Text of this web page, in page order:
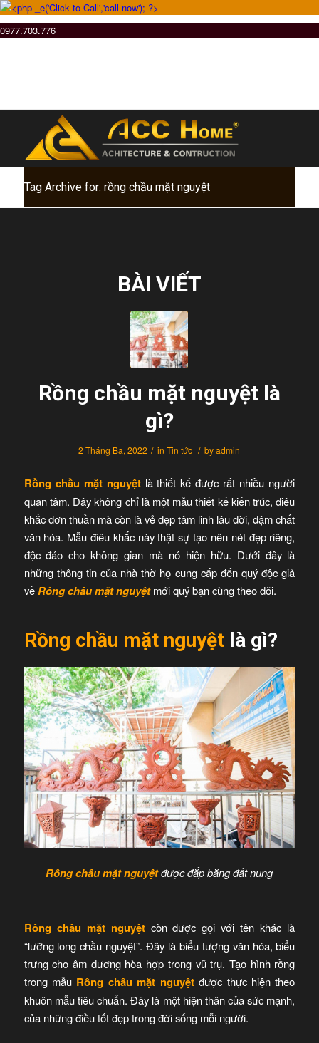
0977.703.776
Tag Archive for: rồng chầu mặt nguyệt
BÀI VIẾT
Rồng chầu mặt nguyệt là
gì?
2 Tháng Ba, 2022 / inTin tức / byadmin
Rồng chầu mặt nguyệt là thiết kế được rất nhiều người
quan tâm. Đây không chỉ là một mẫu thiết kế kiến trúc, điêu
khắc đơn thuần mà còn là vẻ đẹp tâm linh lâu đời, đậm chất
văn hóa. Mẫu điêu khắc này thật sự tạo nên nét đẹp riêng,
độc đáo cho không gian mà nó hiện hữu. Dưới đây là
những thông tin của nhà thờ họ cung cấp đến quý độc giả
vềRồng chầu mặt nguyệtmới quý bạn cùng theo dõi.
Rồng chầu mặt nguyệt là gì?
Rồng chầu mặt nguyệtđược đắp bằng đất nung
Rồng chầu mặt nguyệt còn được gọi với tên khác là
“lưỡng long chầu nguyệt”. Đây là biểu tượng văn hóa, biểu
trưng cho âm dương hòa hợp trong vũ trụ. Tạo hình rồng
trong mẫu Rồng chầu mặt nguyệtđược thực hiện theo
khuôn mẫu tiêu chuẩn. Đây là một hiện thân của sức mạnh,
của những điều tốt đẹp trong đời sống mỗi người.